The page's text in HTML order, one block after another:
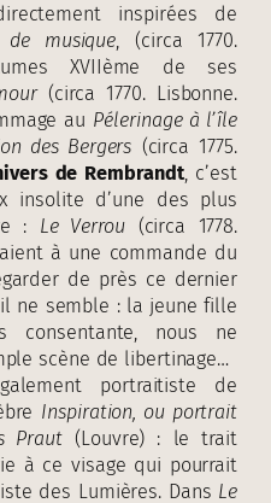
inspirées de
musique , (circa 1770.
XVIIème de ses
(circa 1770. Lisbonne.
au Pélerinage à l’île
des Bergers (circa 1775.
de Rembrandt, c’est
insolite d’une des plus
: Le Verrou (circa 1778.
à une commande du
de près ce dernier
ne semble : la jeune fille
consentante, nous ne
scène de libertinage…
portraitiste de
Inspiration, ou portrait
Praut(Louvre) : le trait
à ce visage qui pourrait
des Lumières. Dans Le